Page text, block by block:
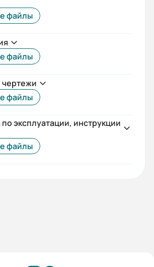
(IP):
файлы
файлы
файлы
по эксплуатации, инструкции
файлы